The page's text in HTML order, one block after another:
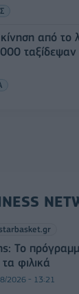
από το
Το
τα φιλικά
2026 - 13:21